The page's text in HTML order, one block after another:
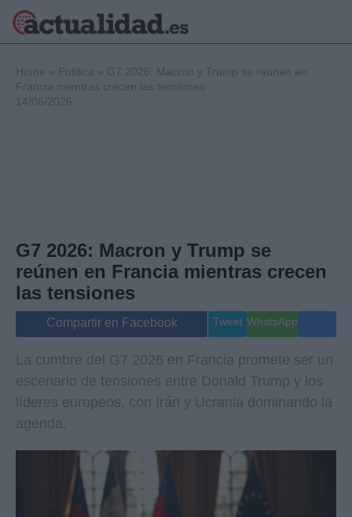
Internacional
Viajes
Gente
Musica
Home » Política » G7 2026: Macron y Trump se reúnen en
Francia mientras crecen las tensiones
14/06/2026
G7 2026: Macron y Trump se
reúnen en Francia mientras crecen
las tensiones
Compartir en Facebook Tweet WhatsApp
La cumbre del G7 2026 en Francia promete ser un
escenario de tensiones entre Donald Trump y los
líderes europeos, con Irán y Ucrania dominando la
agenda.